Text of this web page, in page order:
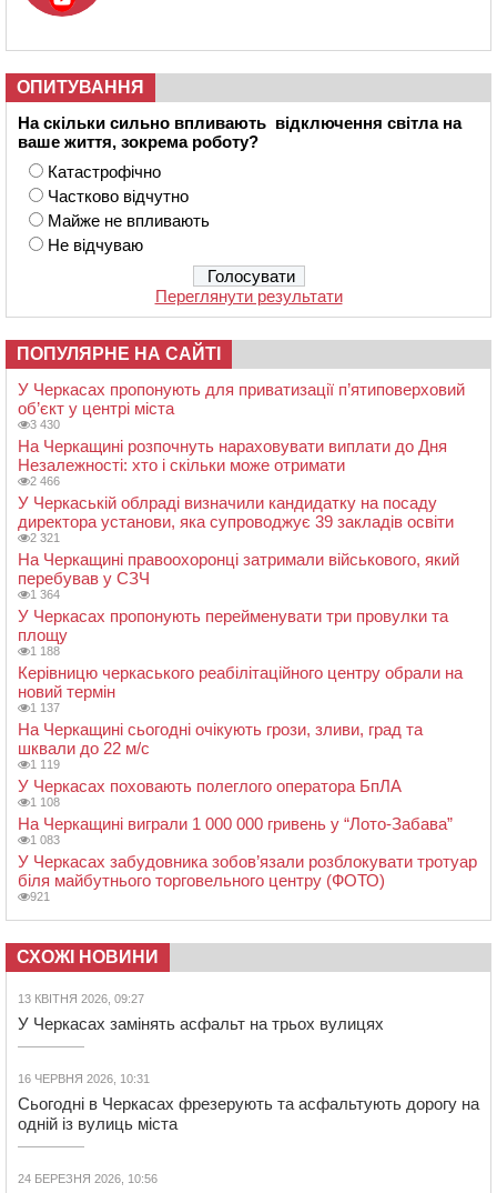
ОПИТУВАННЯ
На скільки сильно впливають відключення світла на
ваше життя, зокрема роботу?
Катастрофічно
Частково відчутно
Майже не впливають
Не відчуваю
Переглянути результати
ПОПУЛЯРНЕ НА САЙТІ
У Черкасах пропонують для приватизації п’ятиповерховий
об’єкт у центрі міста
3 430
На Черкащині розпочнуть нараховувати виплати до Дня
Незалежності: хто і скільки може отримати
2 466
У Черкаській облраді визначили кандидатку на посаду
директора установи, яка супроводжує 39 закладів освіти
2 321
На Черкащині правоохоронці затримали військового, який
перебував у СЗЧ
1 364
У Черкасах пропонують перейменувати три провулки та
площу
1 188
Керівницю черкаського реабілітаційного центру обрали на
новий термін
1 137
На Черкащині сьогодні очікують грози, зливи, град та
шквали до 22 м/с
1 119
У Черкасах поховають полеглого оператора БпЛА
1 108
На Черкащині виграли 1 000 000 гривень у “Лото-Забава”
1 083
У Черкасах забудовника зобов’язали розблокувати тротуар
біля майбутнього торговельного центру (ФОТО)
921
СХОЖІ НОВИНИ
13 КВІТНЯ 2026, 09:27
У Черкасах замінять асфальт на трьох вулицях
16 ЧЕРВНЯ 2026, 10:31
Сьогодні в Черкасах фрезерують та асфальтують дорогу на
одній із вулиць міста
24 БЕРЕЗНЯ 2026, 10:56